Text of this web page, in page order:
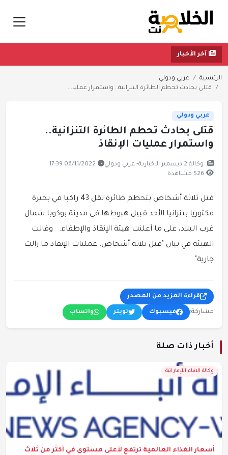
آخر الأخبار
الرئيسية
عربي ودولي
قتلى بحادث تحطم الطائرة التنزانية.. واستمرار عمليا...
عربي ودولي
قتلى بحادث تحطم الطائرة التنزانية..
واستمرار عمليات الإنقاذ
وكالة 2 ديسمبر الاخبارية- عربي ودولي
06/11/2022 17:39
526 مشاهدة
قتل ثلاثة أشخاص بتحطم طائرة تقل 43 راكبا في بحيرة
فكتوريا بتنزانيا الأحد قبيل هبوطها في مدينة بوكوبا شمال
غرب البلاد، على ما أعلنت هيئة الإنقاذ والإطفاء. وقالت
الهيئة في بيان "قتل ثلاثة أشخاص. عمليات الإنقاذ ما زالت
جارية".
قراءة المزيد من المصدر
مشاركة: فيسبوك تويتر واتساب
أخبار ذات صلة
وكالة الانباء اللإماراتية
أسعار الغذاء العالمية ترتفع لأعلى مستوى في أكثر من ثلاث